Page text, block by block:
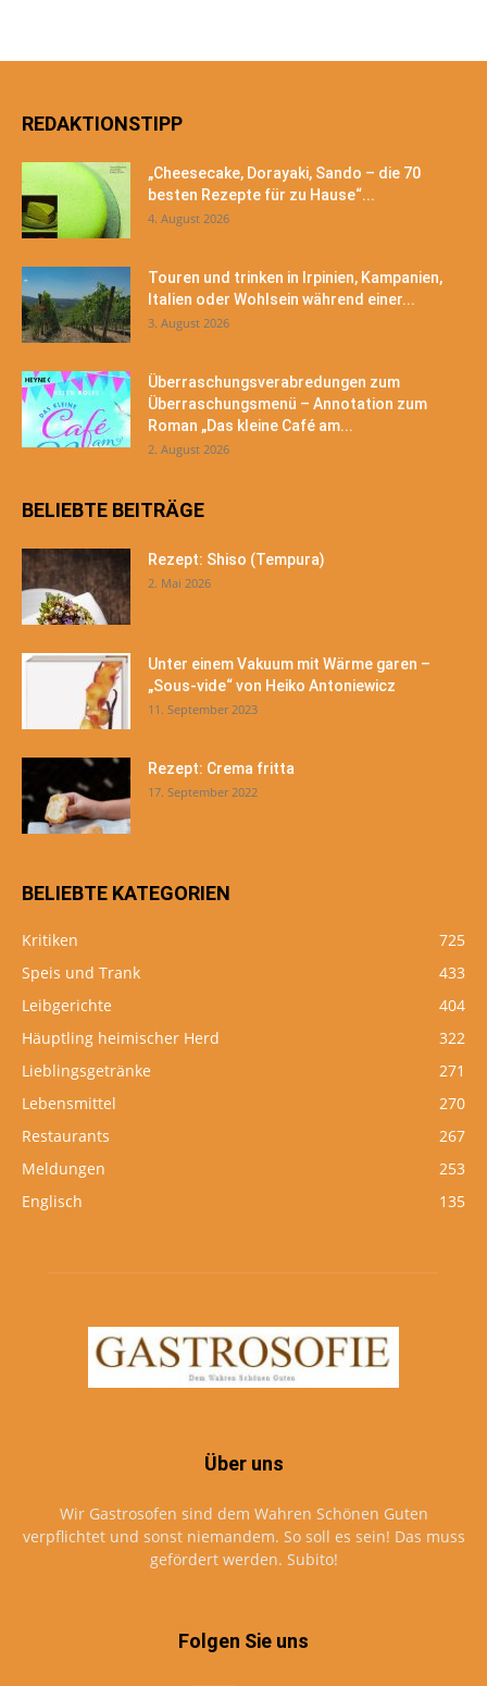
REDAKTIONSTIPP
„Cheesecake, Dorayaki, Sando – die 70
besten Rezepte für zu Hause“...
4. August 2026
Touren und trinken in Irpinien, Kampanien,
Italien oder Wohlsein während einer...
3. August 2026
Überraschungsverabredungen zum
Überraschungsmenü – Annotation zum
Roman „Das kleine Café am...
2. August 2026
BELIEBTE BEITRÄGE
Rezept: Shiso (Tempura)
2. Mai 2026
Unter einem Vakuum mit Wärme garen –
„Sous-vide“ von Heiko Antoniewicz
11. September 2023
Rezept: Crema fritta
17. September 2022
BELIEBTE KATEGORIEN
Kritiken
725
Speis und Trank
433
Leibgerichte
404
Häuptling heimischer Herd
322
Lieblingsgetränke
271
Lebensmittel
270
Restaurants
267
Meldungen
253
Englisch
135
Über uns
Wir Gastrosofen sind dem Wahren Schönen Guten
verpflichtet und sonst niemandem. So soll es sein! Das muss
gefördert werden. Subito!
Folgen Sie uns